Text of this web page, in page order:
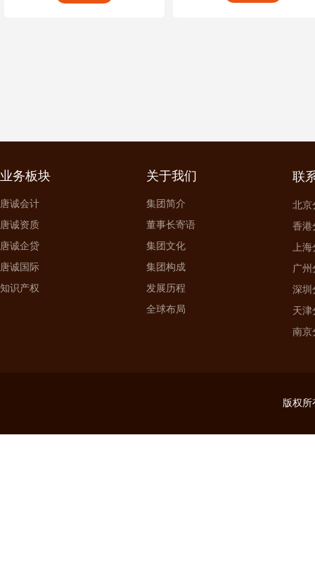
业务板块
唐诚会计
唐诚资质
唐诚企贷
唐诚国际
知识产权
关于我们
集团简介
董事长寄语
集团文化
集团构成
发展历程
全球布局
联
北京
香港
上海
广州
深圳
天津
南京
版权